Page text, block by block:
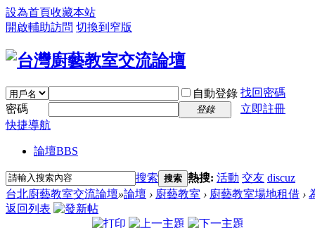
設為首頁收藏本站
開啟輔助訪問 切換到窄版
自動登錄 找回密碼
密碼
登錄
立即註冊
快捷導航
論壇BBS
搜索 搜索 熱搜: 活動 交友 discuz
台北廚藝教室交流論壇»論壇 › 廚藝教室 › 廚藝教室場地租借 ›
返回列表